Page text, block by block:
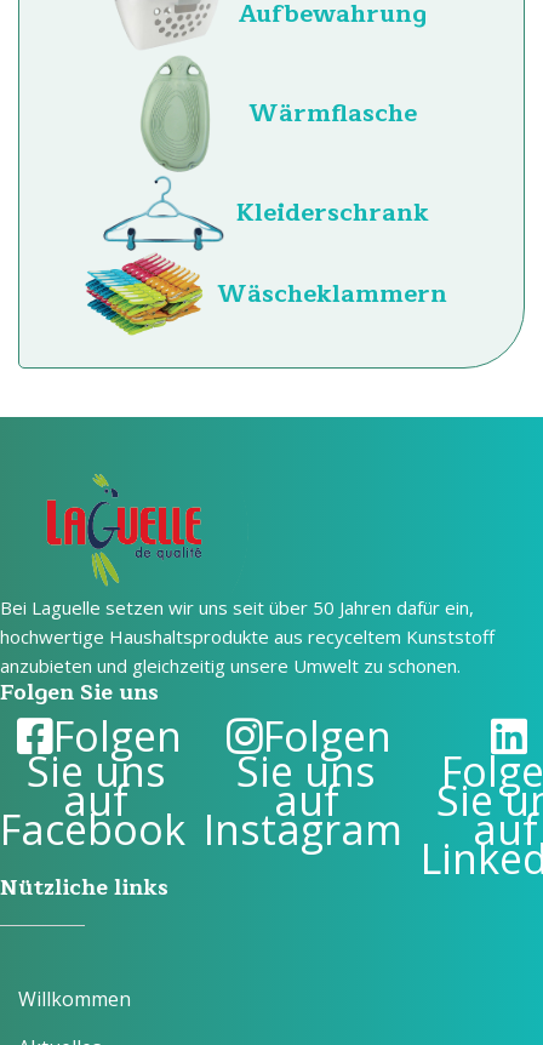
Aufbewahrung
Wärmflasche
Kleiderschrank
Wäscheklammern
Bei Laguelle setzen wir uns seit über 50 Jahren dafür ein,
hochwertige Haushaltsprodukte aus recyceltem Kunststoff
anzubieten und gleichzeitig unsere Umwelt zu schonen.
Folgen Sie uns
Folgen
Sie uns
auf
Facebook
Folgen
Sie uns
auf
Instagram
Sie
auf
Nützliche links
Willkommen